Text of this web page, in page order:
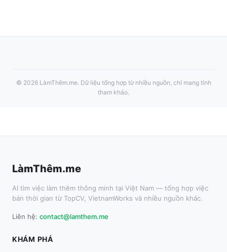
© 2026 LàmThêm.me. Dữ liệu tổng hợp từ nhiều nguồn, chỉ mang tính
tham khảo.
LàmThêm.me
AI tìm việc làm thêm thông minh tại Việt Nam — tổng hợp việc
bán thời gian từ TopCV, VietnamWorks và nhiều nguồn khác.
Liên hệ: contact@lamthem.me
KHÁM PHÁ